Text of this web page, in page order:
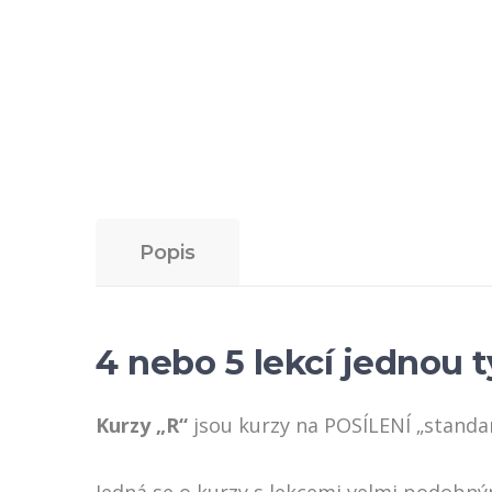
Popis
4 nebo 5 lekcí jednou
Kurzy „R“ jsou kurzy na POSÍLENÍ